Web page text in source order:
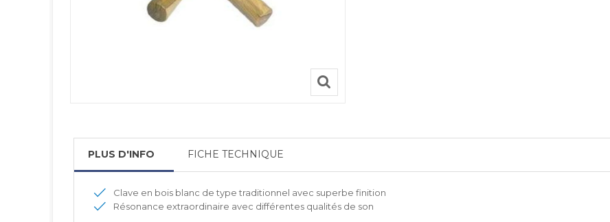
PLUS D'INFO FICHE TECHNIQUE
Clave en bois blanc de type traditionnel avec superbe finition
Résonance extraordinaire avec différentes qualités de son